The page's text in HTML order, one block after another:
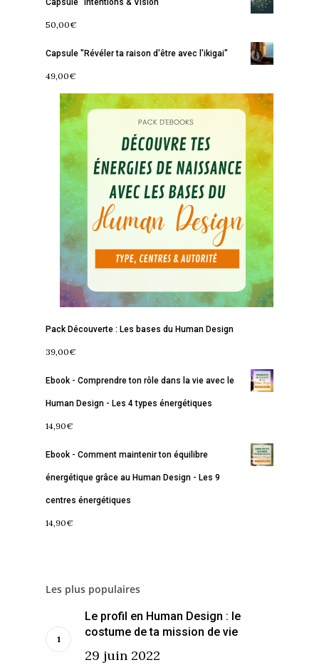
Capsule "Intentions & Vision"
50,00€
Capsule "Révéler ta raison d'être avec l'ikigai"
49,00€
Pack Découverte : Les bases du Human Design
39,00€
Ebook - Comprendre ton rôle dans la vie avec le
Human Design - Les 4 types énergétiques
14,90€
Ebook - Comment maintenir ton équilibre
énergétique grâce au Human Design - Les 9
centres énergétiques
14,90€
Les plus populaires
Le profil en Human Design : le
costume de ta mission de vie
29 juin 2022
Accueil
Commence ici
Blog
Se découvrir
S’équilibrer
Se réaliser
Podcast
Services
Accompagnements
Lectures de Human
La Boussole
Programmes
Renaissance
Membership
Boutique
À propos